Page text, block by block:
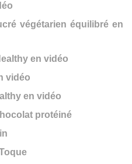
végétarien équilibré en
en vidéo
vidéo
en vidéo
protéiné